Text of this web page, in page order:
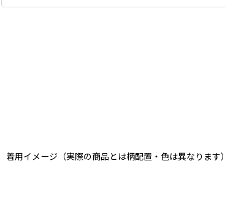
着用イメージ（実際の商品とは柄配置・色は異なります）